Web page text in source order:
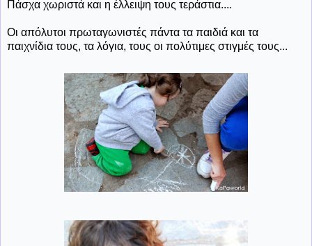
Πάσχα χωριστά και η έλλειψη τους τεράστια....
Οι απόλυτοι πρωταγωνιστές πάντα τα παιδιά και τα
παιχνίδια τους, τα λόγια, τους οι πολύτιμες στιγμές τους...